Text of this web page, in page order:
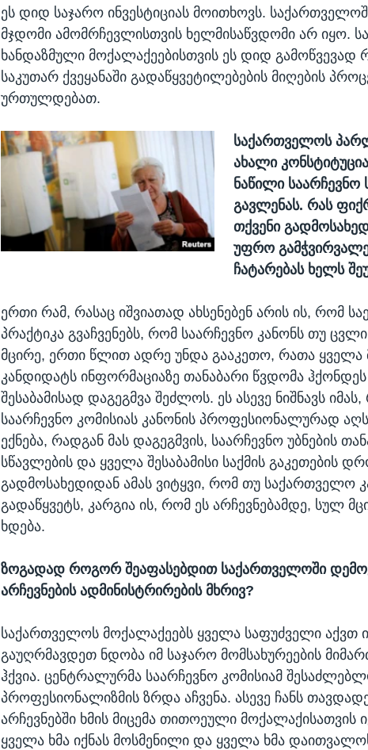
ეს დიდ საჯარო ინვესტიციას მოითხოვს.
მჯდომი ამომრჩევლისთვის ხელმისაწვდომი არ იყო.
ხანდაზმული მოქალაქეებისთვის ეს დიდ გამოწვევად
საკუთარ ქვეყანაში გადაწყვეტილებების მიღების
ურთულდებათ.
საქართველოს
ახალი
ნაწილი საარჩევნო
გავლენას. რას
თქვენი
უფრო გამჭვირვალე
ჩატარებას ხელს
ერთი რამ, რასაც იშვიათად ახსენებენ არის ის, რომ
პრაქტიკა გვაჩვენებს, რომ საარჩევნო კანონს თუ
მცირე, ერთი წლით ადრე უნდა გააკეთო, რათა ყველა
კანდიდატს ინფორმაციაზე თანაბარი წვდომა ჰქონდეს
შესაბამისად დაგეგმვა შეძლოს. ეს ასევე ნიშნავს
საარჩევნო კომისიას კანონის პროფესიონალურად
ექნება, რადგან მას დაგეგმვის, საარჩევნო უბნების
სწავლების და ყველა შესაბამისი საქმის გაკეთების
გადმოსახედიდან ამას ვიტყვი, რომ თუ საქართველო
გადაწყვეტს, კარგია ის, რომ ეს არჩევნებამდე, სულ
ხდება.
ზოგადად როგორ შეაფასებდით საქართველოში
არჩევნების ადმინისტრირების მხრივ?
საქართველოს მოქალაქეებს ყველა საფუძველი აქვთ
გაუღრმავდეთ ნდობა იმ საჯარო მომსახურეების
ჰქვია. ცენტრალურმა საარჩევნო კომისიამ
პროფესიონალიზმის ზრდა აჩვენა. ასევე ჩანს
არჩევნებში ხმის მიცემა თითოეული მოქალაქისათვის
ყველა ხმა იქნას მოსმენილი და ყველა ხმა